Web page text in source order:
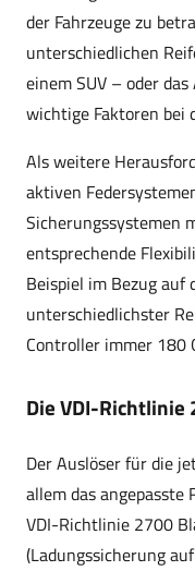
der Fahrzeuge zu
unterschiedlichen
einem SUV – oder
wichtige Faktoren bei
Als weitere
aktiven
Sicherungssystemen
entsprechende
Beispiel im Bezug auf
unterschiedlichster
Controller immer 180
Die VDI-Richtlinie
Der Auslöser für die
allem das angepasste
VDI-Richtlinie 2700
(Ladungssicherung